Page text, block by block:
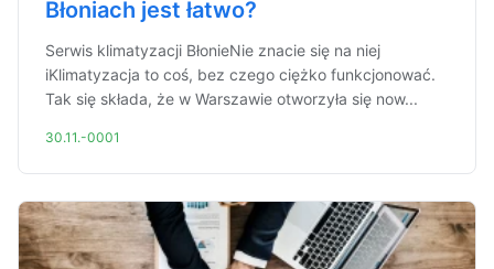
Błoniach jest łatwo?
Serwis klimatyzacji BłonieNie znacie się na niej
iKlimatyzacja to coś, bez czego ciężko funkcjonować.
Tak się składa, że w Warszawie otworzyła się now...
30.11.-0001